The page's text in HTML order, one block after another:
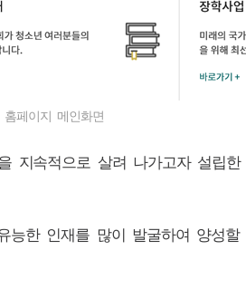
홈페이지 메인화면
지속적으로 살려 나가고자 설립
능한 인재를 많이 발굴하여 양성